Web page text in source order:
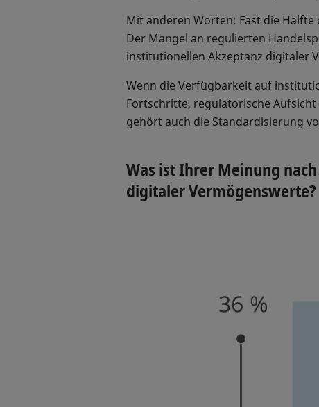
Mit anderen Worten: Fast die
Der Mangel an regulierten
institutionellen Akzeptanz digitaler
Wenn die Verfügbarkeit auf
Fortschritte, regulatorische
gehört auch die Standardisierung
Was ist Ihrer Meinung
digitaler Vermögenswerte?